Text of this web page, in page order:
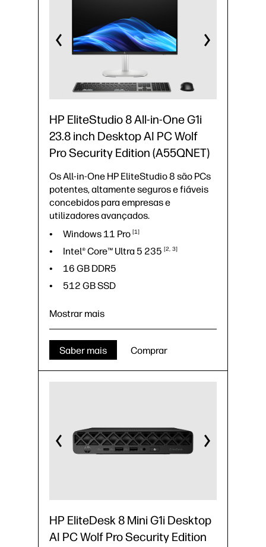
HP EliteStudio 8 All-in-One G1i
23.8 inch Desktop AI PC Wolf
Pro Security Edition (A55QNET)
Os All-in-One HP EliteStudio 8 são PCs
potentes, altamente seguros e fiáveis
concebidos para empresas e
utilizadores avançados.
Windows 11 Pro 1
Intel® Core™ Ultra 5 235 2 3
16 GB DDR5
512 GB SSD
Intel® Core™ Ultra 5235 2 3
16 GB DDR5
Mostrar mais
Saber mais Comprar
HP EliteDesk 8 Mini G1i Desktop
AI PC Wolf Pro Security Edition